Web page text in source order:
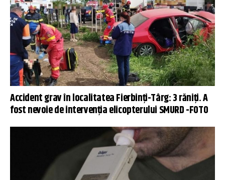
Accident grav în localitatea Fierbinți-Târg: 3 răniți. A
fost nevoie de intervenția elicopterului SMURD -FOTO